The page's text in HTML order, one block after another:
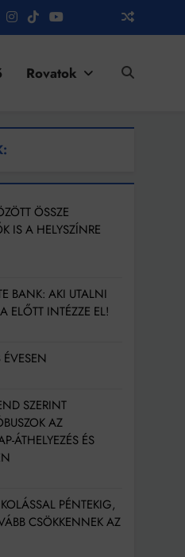
Rovatok
ÖSSZE
IS A HELYSZÍNRE
BANK: AKI UTALNI
ELŐTT INTÉZZE EL!
SZERINT
AZ
ÁTHELYEZÉS ÉS
PÉNTEKIG,
CSÖKKENNEK AZ